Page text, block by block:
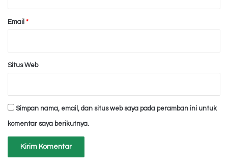
Email *
Situs Web
Simpan nama, email, dan situs web saya pada peramban ini untuk
komentar saya berikutnya.